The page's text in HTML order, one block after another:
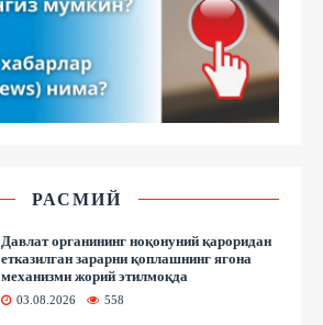
РАСМИЙ
Давлат органининг ноқонуний қароридан
етказилган зарарни қоплашнинг ягона
механизми жорий этилмоқда
03.08.2026 558